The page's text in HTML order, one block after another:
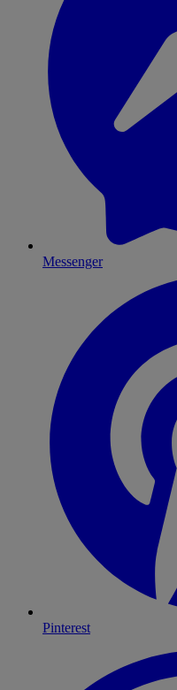
Messenger
Pinterest